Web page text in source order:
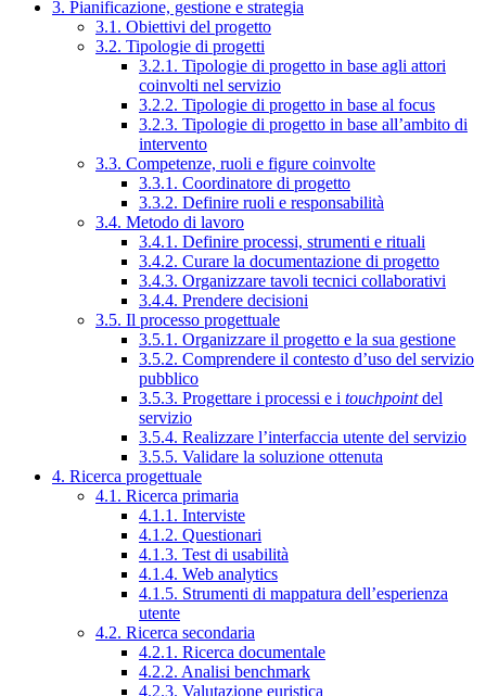
3. Pianificazione, gestione e strategia
3.1. Obiettivi del progetto
3.2. Tipologie di progetti
3.2.1. Tipologie di progetto in base agli attori
coinvolti nel servizio
3.2.2. Tipologie di progetto in base al focus
3.2.3. Tipologie di progetto in base all’ambito di
intervento
3.3. Competenze, ruoli e figure coinvolte
3.3.1. Coordinatore di progetto
3.3.2. Definire ruoli e responsabilità
3.4. Metodo di lavoro
3.4.1. Definire processi, strumenti e rituali
3.4.2. Curare la documentazione di progetto
3.4.3. Organizzare tavoli tecnici collaborativi
3.4.4. Prendere decisioni
3.5. Il processo progettuale
3.5.1. Organizzare il progetto e la sua gestione
3.5.2. Comprendere il contesto d’uso del servizio
pubblico
3.5.3. Progettare i processi e i touchpointdel
servizio
3.5.4. Realizzare l’interfaccia utente del servizio
3.5.5. Validare la soluzione ottenuta
4. Ricerca progettuale
4.1. Ricerca primaria
4.1.1. Interviste
4.1.2. Questionari
4.1.3. Test di usabilità
4.1.4. Web analytics
4.1.5. Strumenti di mappatura dell’esperienza
utente
4.2. Ricerca secondaria
4.2.1. Ricerca documentale
4.2.2. Analisi benchmark
4.2.3. Valutazione euristica